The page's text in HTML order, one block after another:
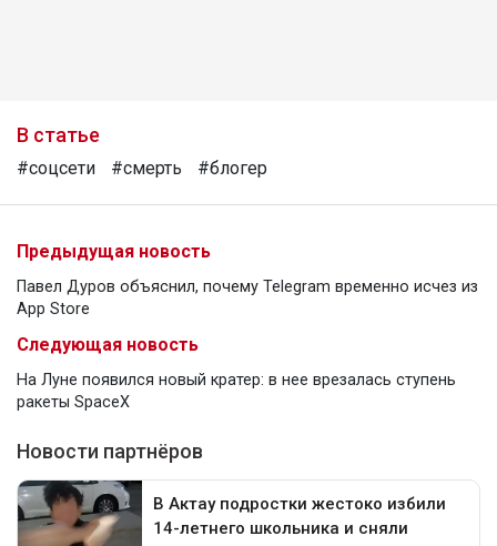
В статье
#соцсети #смерть #блогер
Предыдущая новость
Павел Дуров объяснил, почему Telegram временно исчез из
App Store
Следующая новость
На Луне появился новый кратер: в нее врезалась ступень
ракеты SpaceX